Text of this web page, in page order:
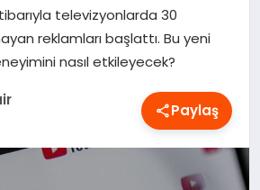
televizyonlarda 30
reklamları başlattı. Bu yeni
nasıl etkileyecek?
Paylaş